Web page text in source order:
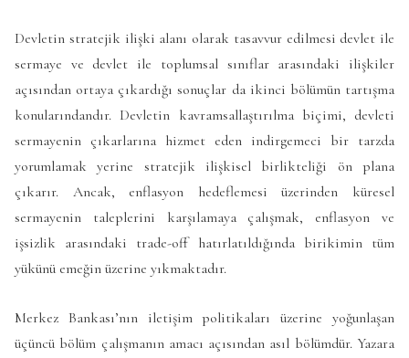
Devletin stratejik ilişki alanı olarak tasavvur edilmesi devlet ile
sermaye ve devlet ile toplumsal sınıflar arasındaki ilişkiler
açısından ortaya çıkardığı sonuçlar da ikinci bölümün tartışma
konularındandır. Devletin kavramsallaştırılma biçimi, devleti
sermayenin çıkarlarına hizmet eden indirgemeci bir tarzda
yorumlamak yerine stratejik ilişkisel birlikteliği ön plana
çıkarır. Ancak, enflasyon hedeflemesi üzerinden küresel
sermayenin taleplerini karşılamaya çalışmak, enflasyon ve
işsizlik arasındaki trade-off hatırlatıldığında birikimin tüm
yükünü emeğin üzerine yıkmaktadır.
Merkez Bankası’nın iletişim politikaları üzerine yoğunlaşan
üçüncü bölüm çalışmanın amacı açısından asıl bölümdür. Yazara